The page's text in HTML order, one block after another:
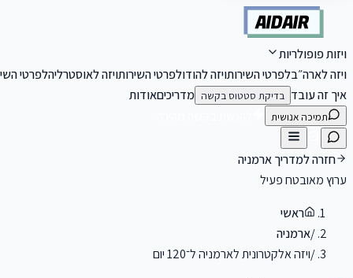
ויזות פופולריות
ויזה לארה״בלפרטי השירותויזה להודולפרטי השירותויזה לאוסטרליהלפרטי
איך זה עובד בדיקת סטטוס בקשה מדריכיםאודות
תמיכה אנושית
חזרה למדריךארמניה
ערוץ מאובטח פעיל
ראשי
/ארמניה
/ויזה אלקטרונית לארמניה ל־120 יום